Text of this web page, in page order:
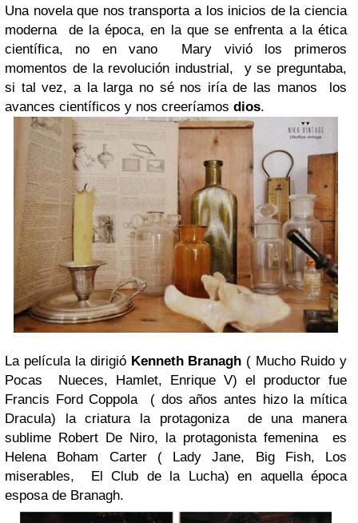
Una novela que nos transporta a los inicios de la ciencia
moderna
de la época, en la que se enfrenta a la ética
científica, no en vano
Mary vivió los primeros
momentos de la revolución industrial,
y se preguntaba,
si tal vez, a la larga no sé nos iría de las manos
los
avances científicos y nos creeríamos dios.
La película la dirigió Kenneth Branagh ( Mucho Ruido y
Pocas
Nueces, Hamlet, Enrique V) el productor fue
Francis Ford Coppola
( dos años antes hizo la mítica
Dracula) la criatura la protagoniza
de una manera
sublime Robert De Niro, la protagonista femenina
es
Helena Boham Carter ( Lady Jane, Big Fish, Los
miserables,
El Club de la Lucha) en aquella época
esposa de Branagh.